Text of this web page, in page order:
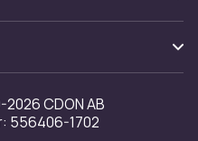
CDON AB
556406-1702